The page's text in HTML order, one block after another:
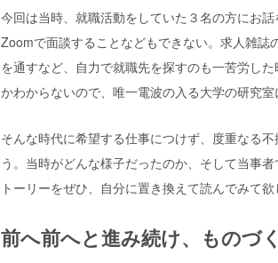
今回は当時、就職活動をしていた ３名の方にお話
Zoomで面談することなどもできない。求人雑誌
を通すなど、自力で就職先を探すのも一苦労し
かわからないので、唯一電波の入る大学の研究室
そんな時代に希望する仕事につけず、度重なる
う。当時がどんな様子だったのか、そして当事
トーリーをぜひ、自分に置き換えて読んでみて欲
前へ前へと進み続け、ものづ